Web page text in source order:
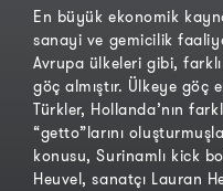
En büyük ekonomik
sanayi ve gemicilik
Avrupa ülkeleri gibi, farklı
göç almıştır. Ülkeye göç
Türkler, Hollanda’nın
“getto”larını
konusu, Surinamlı kick
Heuvel, sanatçı Lauran